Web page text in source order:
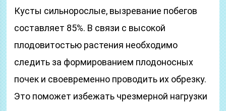
Кусты сильнорослые, вызревание побегов
составляет 85%. В связи с высокой
плодовитостью растения необходимо
следить за формированием плодоносных
почек и своевременно проводить их обрезку.
Это поможет избежать чрезмерной нагрузки